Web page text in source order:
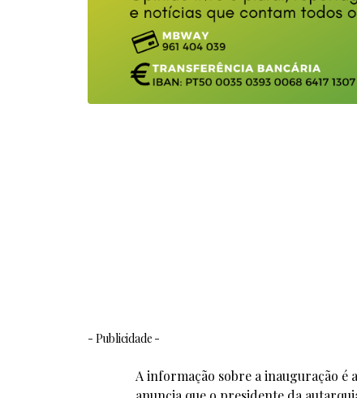
- Publicidade -
A informação sobre a inauguração é